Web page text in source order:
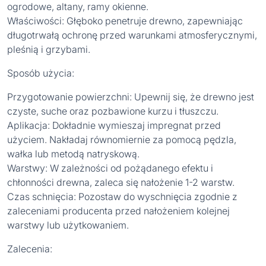
ogrodowe, altany, ramy okienne.
Właściwości: Głęboko penetruje drewno, zapewniając
długotrwałą ochronę przed warunkami atmosferycznymi,
pleśnią i grzybami.
Sposób użycia:
Przygotowanie powierzchni: Upewnij się, że drewno jest
czyste, suche oraz pozbawione kurzu i tłuszczu.
Aplikacja: Dokładnie wymieszaj impregnat przed
użyciem. Nakładaj równomiernie za pomocą pędzla,
wałka lub metodą natryskową.
Warstwy: W zależności od pożądanego efektu i
chłonności drewna, zaleca się nałożenie 1-2 warstw.
Czas schnięcia: Pozostaw do wyschnięcia zgodnie z
zaleceniami producenta przed nałożeniem kolejnej
warstwy lub użytkowaniem.
Zalecenia: